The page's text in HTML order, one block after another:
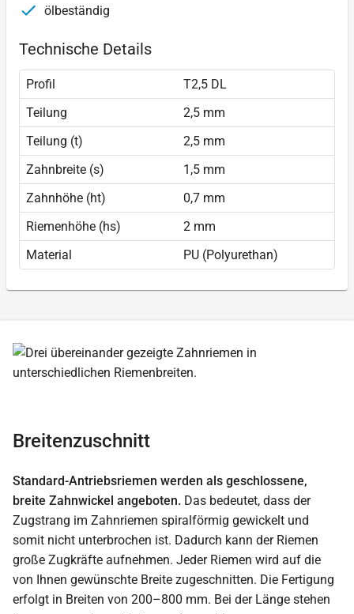
ölbeständig
Technische Details
Profil
T2,5 DL
Teilung
2,5 mm
Teilung (t)
2,5 mm
Zahnbreite (s)
1,5 mm
Zahnhöhe (ht)
0,7 mm
Riemenhöhe (hs)
2 mm
Material
PU (Polyurethan)
Breitenzuschnitt
Standard-Antriebsriemen werden als geschlossene,
breite Zahnwickel angeboten. Das bedeutet, dass der
Zugstrang im Zahnriemen spiralförmig gewickelt und
somit nicht unterbrochen ist. Dadurch kann der Riemen
große Zugkräfte aufnehmen. Jeder Riemen wird auf die
von Ihnen gewünschte Breite zugeschnitten. Die Fertigung
erfolgt in Breiten von 200–800 mm. Bei der Länge stehen